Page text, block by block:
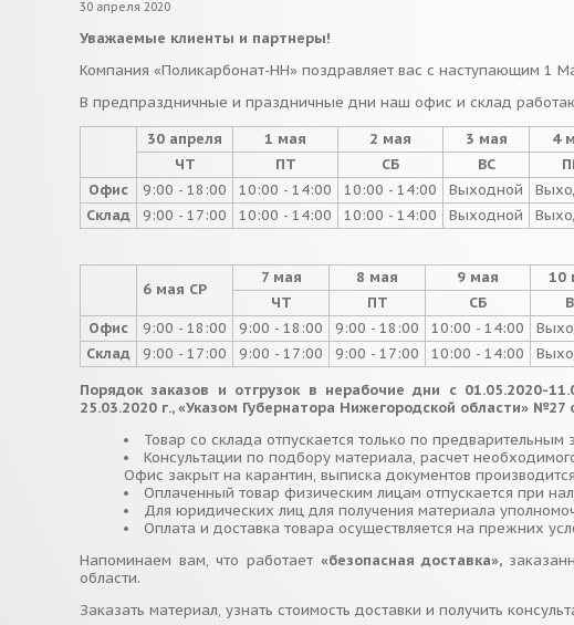
30 апреля 2020
Уважаемые клиенты и партнеры!
Компания «Поликарбонат-НН» поздравляет вас с наступающим 1
В предпраздничные и праздничные дни наш офис и склад
30 апреля
1 мая 2 мая 3 мая 4
ЧТ
ПТ СБ ВС
Офис
9:00 - 18:00 10:00 - 14:00 10:00 - 14:00 Выходной
Склад
9:00 - 17:00 10:00 - 14:00 10:00 - 14:00 Выходной
6 мая СР
7 мая 8 мая 9 мая 10
ЧТ
ПТ СБ
Офис
9:00 - 18:00 9:00 - 18:00 9:00 - 18:00 10:00 - 14:00
Склад
9:00 - 17:00 9:00 - 17:00 9:00 - 17:00 10:00 - 14:00
Порядок заказов и отгрузок в нерабочие дни с 01.05.2020-
25.03.2020 г., «Указом Губернатора Нижегородской области» №27
Товар со склада отпускается только по
Консультации по подбору материала, расчет
Офис закрыт на карантин, выписка документов
Оплаченный товар физическим лицам отпускается при
Для юридических лиц для получения материала
Оплата и доставка товара осуществляется на прежних
Напоминаем вам, что работает «безопасная доставка»,
области.
Заказать материал, узнать стоимость доставки и получить